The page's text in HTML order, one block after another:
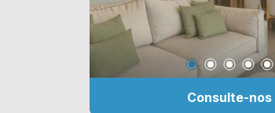
Consulte-nos